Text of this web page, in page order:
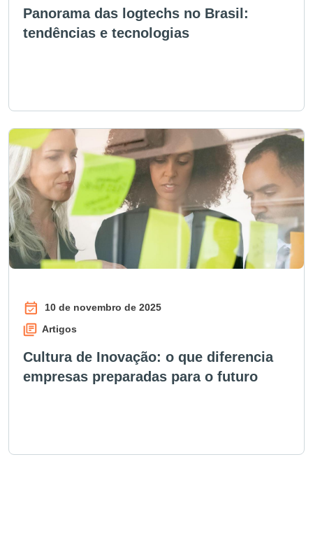
Panorama das logtechs no Brasil:
tendências e tecnologias
10 de novembro de 2025
Artigos
Cultura de Inovação: o que diferencia
empresas preparadas para o futuro